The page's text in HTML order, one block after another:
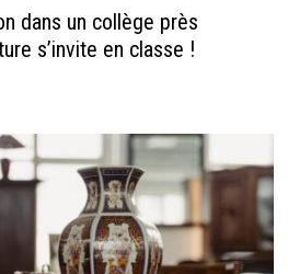
dans un collège près
s’invite en classe !